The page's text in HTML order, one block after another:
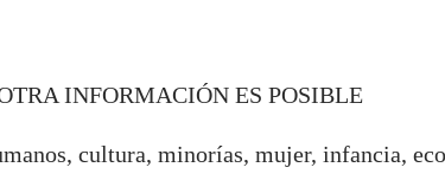
INFORMACIÓN ES POSIBLE
cultura, minorías, mujer, infancia,